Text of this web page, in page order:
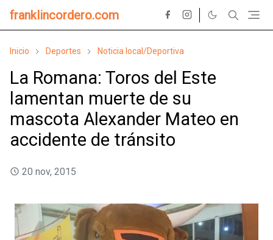
franklincordero.com
Inicio Deportes Noticia local/Deportiva
La Romana: Toros del Este
lamentan muerte de su
mascota Alexander Mateo en
accidente de tránsito
20 nov, 2015